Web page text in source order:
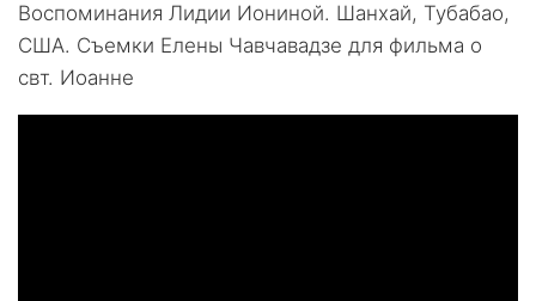
Воспоминания Лидии Иониной. Шанхай, Тубабао,
США. Съемки Елены Чавчавадзе для фильма о
свт. Иоанне